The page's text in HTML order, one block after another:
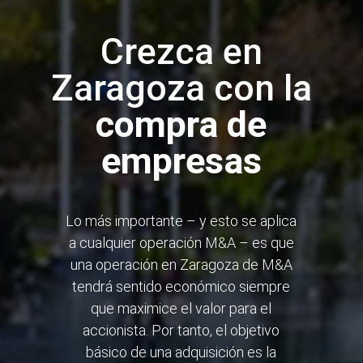
Crezca en
Zaragoza con la
compra de
empresas
Lo más importante – y esto se aplica
a cualquier operación M&A – es que
una operación en Zaragoza de M&A
tendrá sentido económico siempre
que maximice el valor para el
accionista. Por tanto, el objetivo
básico de una adquisición es la